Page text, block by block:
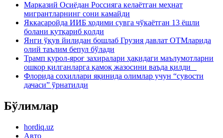
Марказий Осиёдан Россияга келаётган меҳнат
мигрантларнинг сони камайди
Яккасаройда ИИБ ходими сувга чўкаётган 13 ёшли
болани қутқариб қолди
Янги ўқув йилидан бошлаб Грузия давлат ОТМларида
олий таълим бепул бўлади
Трамп қурол-яроғ захиралари ҳақидаги маълумотларни
ошкор қилганларга қамоқ жазосини ваъда қилди
Флорида соҳиллари яқинида олимлар учун “сувости
дачаси” ўрнатилди
Бўлимлар
hordiq.uz
Авто